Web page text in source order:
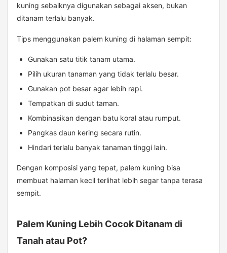
kuning sebaiknya digunakan sebagai aksen, bukan
ditanam terlalu banyak.
Tips menggunakan palem kuning di halaman sempit:
Gunakan satu titik tanam utama.
Pilih ukuran tanaman yang tidak terlalu besar.
Gunakan pot besar agar lebih rapi.
Tempatkan di sudut taman.
Kombinasikan dengan batu koral atau rumput.
Pangkas daun kering secara rutin.
Hindari terlalu banyak tanaman tinggi lain.
Dengan komposisi yang tepat, palem kuning bisa
membuat halaman kecil terlihat lebih segar tanpa terasa
sempit.
Palem Kuning Lebih Cocok Ditanam di
Tanah atau Pot?